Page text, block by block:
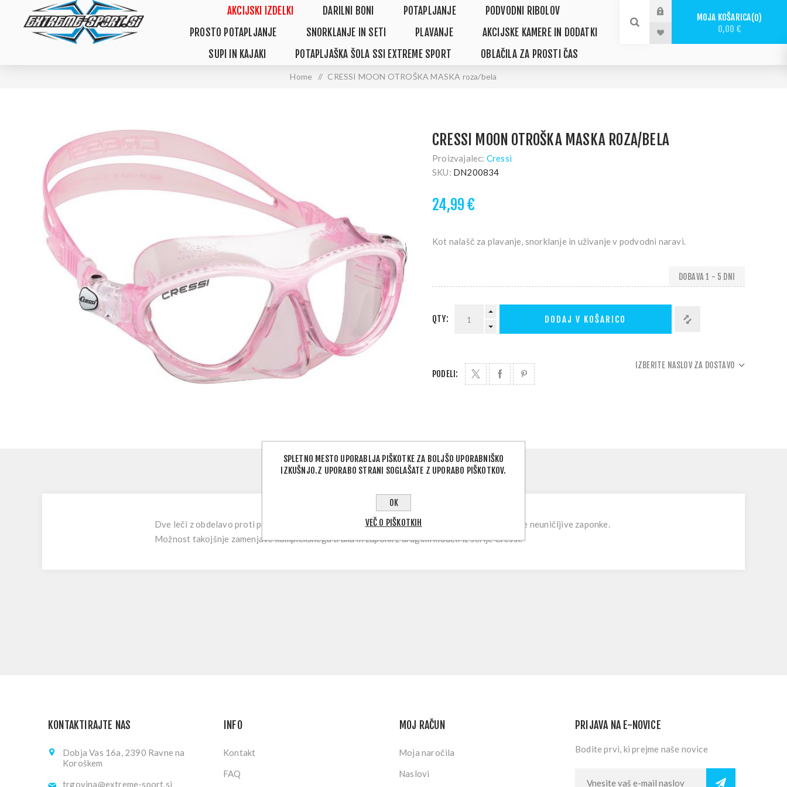
AKCIJSKI IZDELKI DARILNI BONI POTAPLJANJE
PODVODNI RIBOLOV
PROSTO POTAPLJANJE
SNORKLANJE IN SETI PLAVANJE
AKCIJSKE KAMERE IN DODATKI
SUPI IN KAJAKI
POTAPLJAŠKA ŠOLA SSI EXTREME SPORT OBLAČILA ZA PROSTI ČAS
MOJA KOŠARICA 0
0,00 €
Home / CRESSI MOON OTROŠKA MASKA roza/bela
CRESSI MOON OTROŠKA MASKA ROZA/BELA
Proizvajalec: Cressi
SKU: DN200834
24,99 €
Kot nalašč za plavanje, snorklanje in uživanje v podvodni naravi.
DOBAVA 1 - 5 DNI
QTY: DODAJ V KOŠARICO
PODELI:
IZBERITE NASLOV ZA DOSTAVO
Dve leči z obdelavo proti praskam. Popolna prilagodljivost večini oblik obraza. Mikrometrične neuničljive zaponke.
Možnost takojšnje zamenjave kompleksnega traku in zaponk z drugimi modeli iz serije Cressi.
KONTAKTIRAJTE NAS
Dobja Vas 16a, 2390 Ravne na
Koroškem
trgovina@extreme-sport.si
INFO
Kontakt
FAQ
MOJ RAČUN
Moja naročila
Naslovi
PRIJAVA NA E-NOVICE
Bodite prvi, ki prejme naše novice
SPLETNO MESTO UPORABLJA PIŠKOTKE ZA BOLJŠO UPORABNIŠKO
IZKUŠNJO.Z UPORABO STRANI SOGLAŠATE Z UPORABO PIŠKOTKOV.
OK
VEČ O PIŠKOTKIH